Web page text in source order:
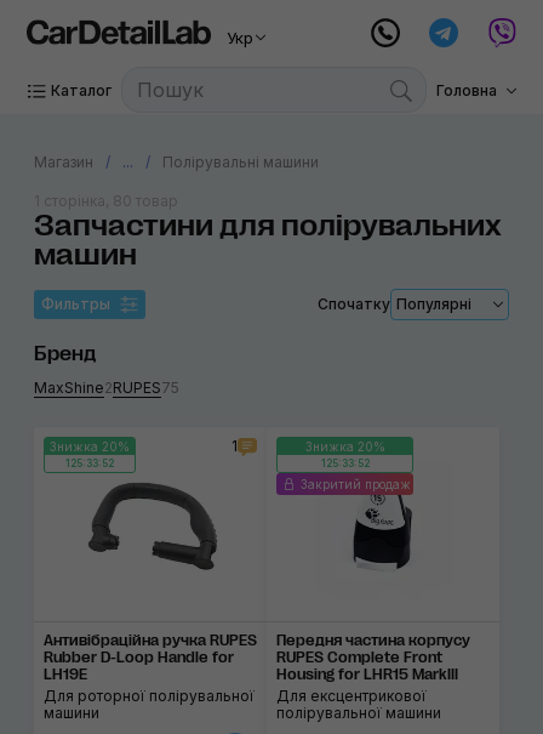
Укр
Каталог Головна
Магазин ... Полірувальні машини
Запчастини для полірувальних
машин
1 сторінка, 80 товар
Фильтры Спочатку Популярні
Бренд
MaxShine2RUPES75
Знижка 20%
125:33:52
1
Антивібраційна ручка RUPES
Rubber D-Loop Handle for
LH19E
Для роторної полірувальної
машини
Знижка 20%
125:33:52
Закритий продаж
Передня частина кор­пусу
RUPES Complete Front
Housing for LHR15 MarkIII
Для ексцентрикової
полірувальної машини